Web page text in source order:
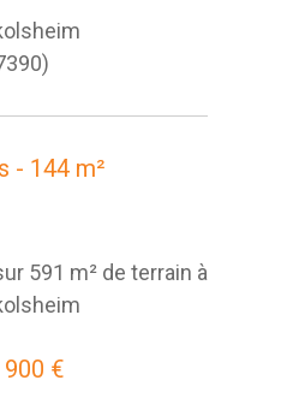
- 144 m²
591 m² de terrain à
€